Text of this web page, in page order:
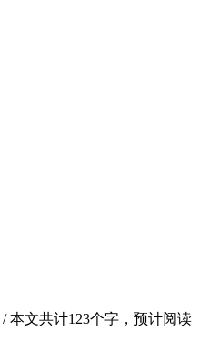
/本文共计123个字，预计阅读